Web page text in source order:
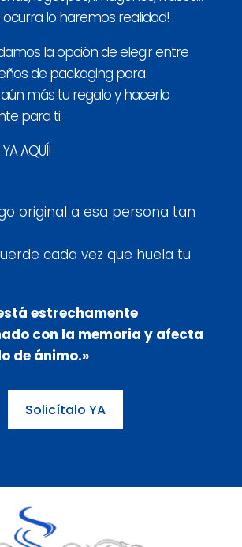
ocurra lo haremos realidad!
la opción de elegir entre
de packaging para
más tu regalo y hacerlo
para ti.
AQUÍ!
original a esa persona tan
cada vez que huela tu
estrechamente
con la memoria y afecta
de ánimo.»
Solicítalo YA